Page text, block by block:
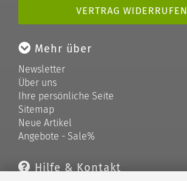
VERTRAG WIDERRUFEN
Mehr über
Newsletter
Über uns
Ihre persönliche Seite
Sitemap
Neue Artikel
Angebote - Sale%
Hilfe & Kontakt